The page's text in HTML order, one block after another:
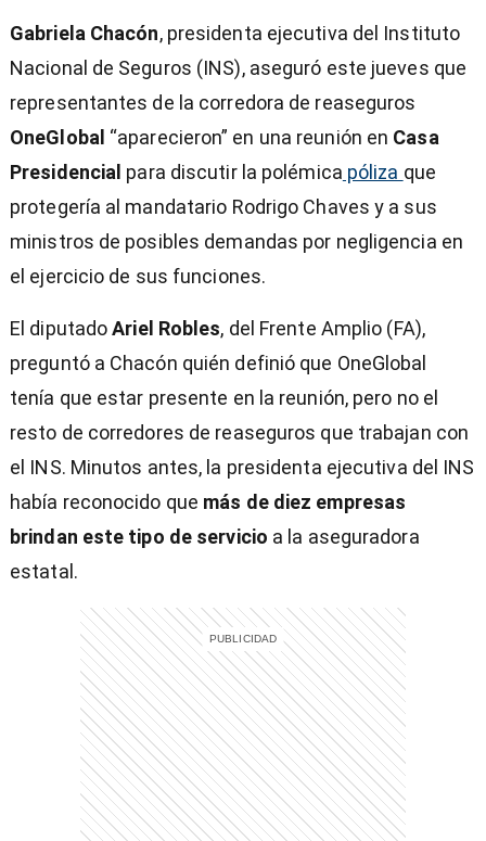
Gabriela Chacón, presidenta ejecutiva del Instituto
Nacional de Seguros (INS), aseguró este jueves que
representantes de la corredora de reaseguros
OneGlobal “aparecieron” en una reunión en Casa
Presidencial para discutir la polémica póliza que
protegería al mandatario Rodrigo Chaves y a sus
ministros de posibles demandas por negligencia en
el ejercicio de sus funciones.
El diputadoAriel Robles, del Frente Amplio (FA),
preguntó a Chacón quién definió que OneGlobal
tenía que estar presente en la reunión, pero no el
resto de corredores de reaseguros que trabajan con
el INS. Minutos antes, la presidenta ejecutiva del INS
había reconocido que más de diez empresas
brindan este tipo de servicio a la aseguradora
estatal.